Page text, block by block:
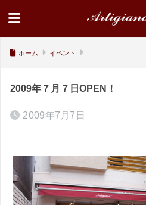
ホーム イベント
2009年７月７日OPEN！
2009年7月7日